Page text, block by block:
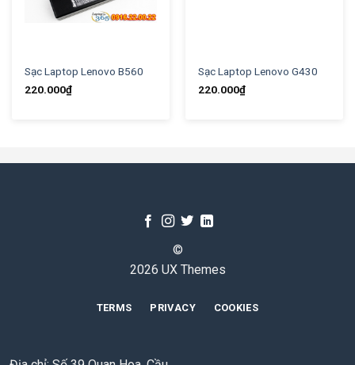
Sạc Laptop Lenovo B560
220.000₫
Sạc Laptop Lenovo G430
220.000₫
©
2026 UX Themes
TERMS PRIVACY COOKIES